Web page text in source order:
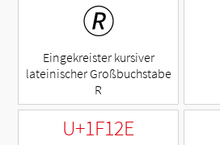
🄬
Eingekreister kursiver
lateinischer Großbuchstabe
R
U+1F12E